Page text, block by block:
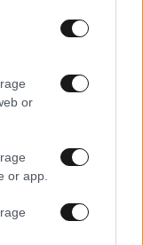
or
or app.
ΠΡΟΣΘΗΚΗ